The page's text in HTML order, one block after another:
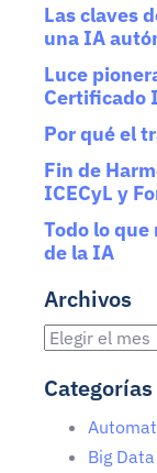
Las claves
una IA
Luce
Certificado
Por qué el
Fin de
ICECyL y
Todo lo
de la IA
Archivos
Categorías
Big Data